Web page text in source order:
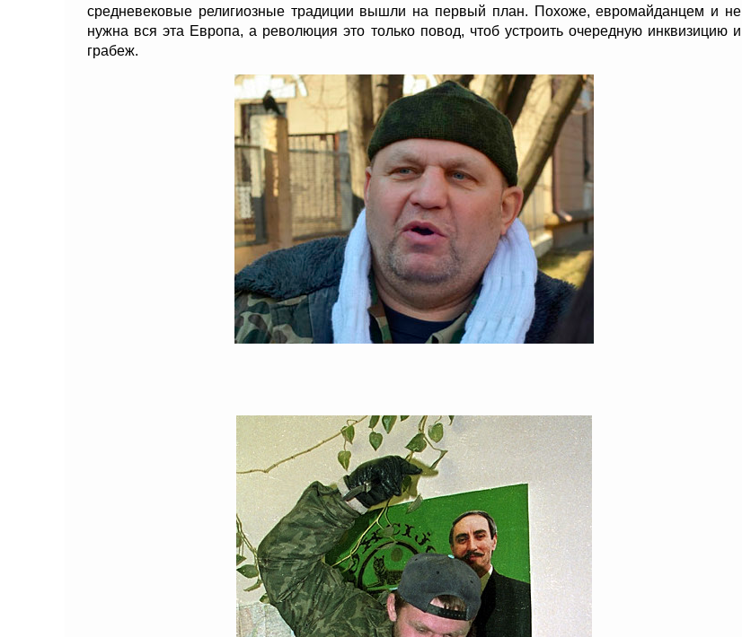
средневековые религиозные традиции вышли на первый план. Похоже, евромайданцем и не
нужна вся эта Европа, а революция это только повод, чтоб устроить очередную инквизицию и
грабеж.